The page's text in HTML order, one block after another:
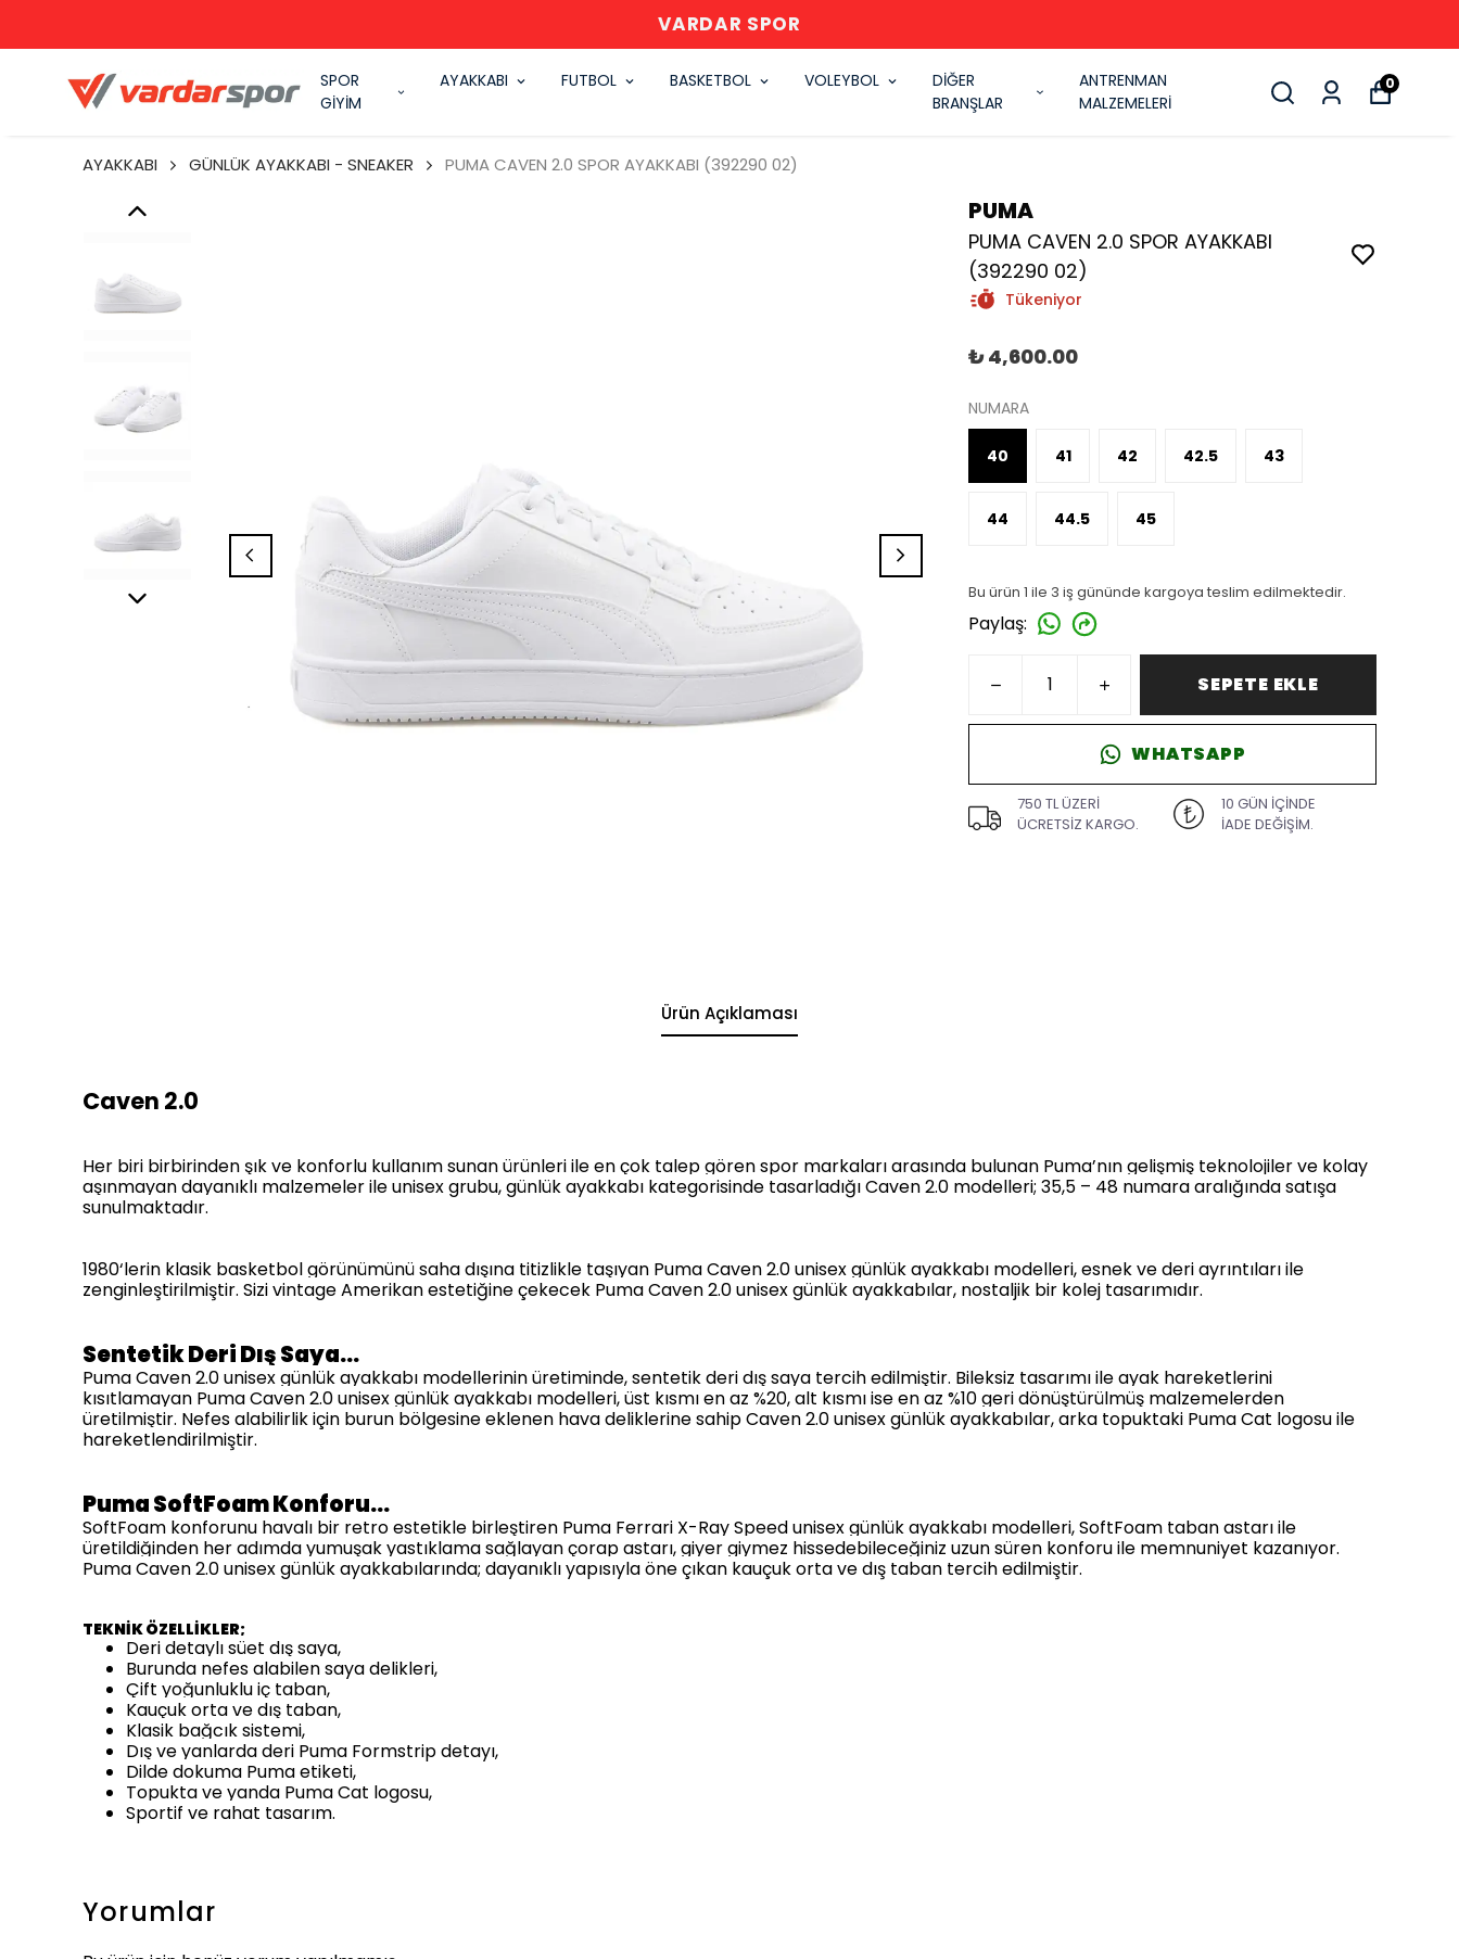
VARDAR SPOR
SPOR
GİYİM
AYAKKABI FUTBOL BASKETBOL VOLEYBOL
DİĞER
BRANŞLAR
ANTRENMAN
MALZEMELERİ
0
AYAKKABI GÜNLÜK AYAKKABI - SNEAKER PUMA CAVEN 2.0 SPOR AYAKKABI (392290 02)
PUMA
PUMA CAVEN 2.0 SPOR AYAKKABI
(392290 02)
Tükeniyor
₺ 4,600.00
NUMARA
40 41 42 42.5 43
44 44.5 45
Bu ürün 1 ile 3 iş gününde kargoya teslim edilmektedir.
Paylaş:
SEPETE EKLE
WHATSAPP
750 TL ÜZERİ
ÜCRETSİZ KARGO.
10 GÜN İÇİNDE
İADE DEĞİŞİM.
Ürün Açıklaması
Caven 2.0
Her biri birbirinden şık ve konforlu kullanım sunan ürünleri ile en çok talep gören spor markaları arasında bulunan Puma’nın gelişmiş teknolojiler ve kolay
aşınmayan dayanıklı malzemeler ile unisex grubu, günlük ayakkabı kategorisinde tasarladığı Caven 2.0 modelleri; 35,5 – 48 numara aralığında satışa
sunulmaktadır.
1980‘lerin klasik basketbol görünümünü saha dışına titizlikle taşıyan Puma Caven 2.0 unisex günlük ayakkabı modelleri, esnek ve deri ayrıntıları ile
zenginleştirilmiştir. Sizi vintage Amerikan estetiğine çekecek Puma Caven 2.0 unisex günlük ayakkabılar, nostaljik bir kolej tasarımıdır.
Sentetik Deri Dış Saya…
Puma Caven 2.0 unisex günlük ayakkabı modellerinin üretiminde, sentetik deri dış saya tercih edilmiştir. Bileksiz tasarımı ile ayak hareketlerini
kısıtlamayan Puma Caven 2.0 unisex günlük ayakkabı modelleri, üst kısmı en az %20, alt kısmı ise en az %10 geri dönüştürülmüş malzemelerden
üretilmiştir. Nefes alabilirlik için burun bölgesine eklenen hava deliklerine sahipCaven 2.0 unisex günlük ayakkabılar, arka topuktaki Puma Cat logosu ile
hareketlendirilmiştir.
Puma SoftFoam Konforu…
SoftFoam konforunu havalı bir retro estetikle birleştiren Puma Ferrari X-Ray Speed unisex günlük ayakkabı modelleri, SoftFoam taban astarı ile
üretildiğinden her adımda yumuşak yastıklamasağlayan çorap astarı, giyer giymez hissedebileceğiniz uzun süren konforu ile memnuniyet kazanıyor.
Puma Caven 2.0 unisex günlük ayakkabılarında; dayanıklı yapısıyla öne çıkan kauçuk orta ve dış taban tercih edilmiştir.
TEKNİK ÖZELLİKLER;
Deri detaylı süet dış saya,
Burunda nefes alabilen saya delikleri,
Çift yoğunluklu iç taban,
Kauçuk orta ve dış taban,
Klasik bağcık sistemi,
Dış ve yanlarda deri Puma Formstrip detayı,
Dilde dokuma Puma etiketi,
Topukta ve yanda Puma Cat logosu,
Sportif ve rahat tasarım.
Yorumlar